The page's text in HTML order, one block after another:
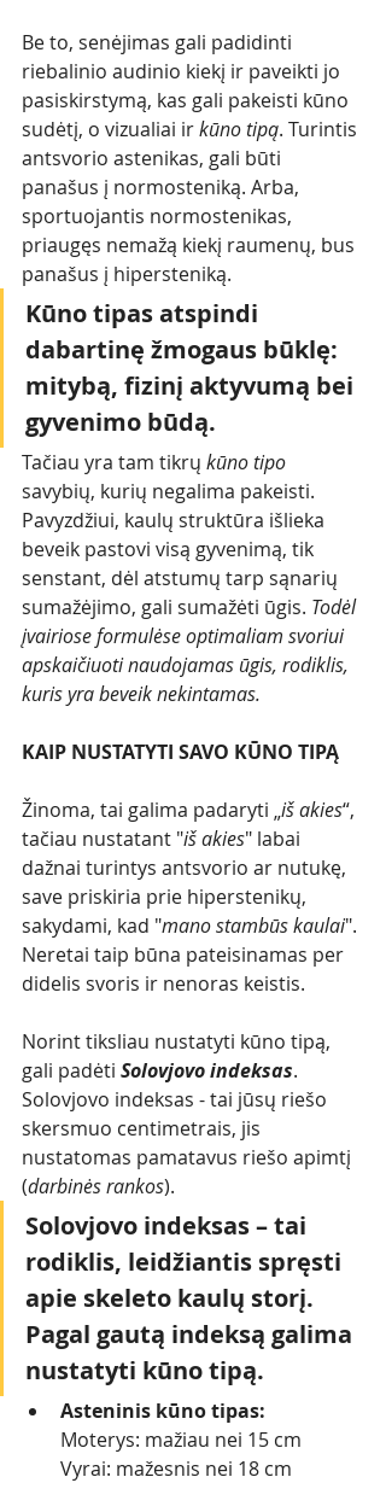
Be to, senėjimas gali padidinti
riebalinio audinio kiekį ir paveikti jo
pasiskirstymą, kas gali pakeisti kūno
sudėtį, o vizualiai ir kūno tipą. Turintis
antsvorio astenikas, gali būti
panašus į normosteniką. Arba,
sportuojantis normostenikas,
priaugęs nemažą kiekį raumenų, bus
panašus į hipersteniką.
Kūno tipas atspindi
dabartinę žmogaus būklę:
mitybą, fizinį aktyvumą bei
gyvenimo būdą.
Tačiau yra tam tikrų kūno tipo
savybių, kurių negalima pakeisti.
Pavyzdžiui, kaulų struktūra išlieka
beveik pastovi visą gyvenimą, tik
senstant, dėl atstumų tarp sąnarių
sumažėjimo, gali sumažėti ūgis. Todėl
įvairiose formulėse optimaliam svoriui
apskaičiuoti naudojamas ūgis, rodiklis,
kuris yra beveik nekintamas.
KAIP NUSTATYTI SAVO KŪNO TIPĄ
Žinoma, tai galima padaryti „iš akies“,
tačiau nustatant "iš akies" labai
dažnai turintys antsvorio ar nutukę,
save priskiria prie hiperstenikų,
sakydami, kad "mano stambūs kaulai".
Neretai taip būna pateisinamas per
didelis svoris ir nenoras keistis.
Norint tiksliau nustatyti kūno tipą,
gali padėti Solovjovo indeksas.
Solovjovo indeksas - tai jūsų riešo
skersmuo centimetrais, jis
nustatomas pamatavus riešo apimtį
(darbinės rankos).
Solovjovo indeksas – tai
rodiklis, leidžiantis spręsti
apie skeleto kaulų storį.
Pagal gautą indeksą galima
nustatyti kūno tipą.
Asteninis kūno tipas:
Moterys: mažiau nei 15 cm
Vyrai: mažesnis nei 18 cm